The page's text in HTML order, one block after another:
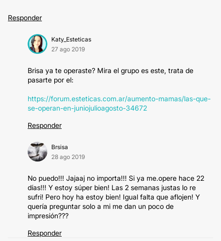
Responder
Katy_Esteticas
27 ago 2019
Brisa ya te operaste? Mira el grupo es este, trata de
pasarte por el:
https://forum.esteticas.com.ar/aumento-mamas/las-que-
se-operan-en-juniojulioagosto-34672
Responder
Brsisa
28 ago 2019
No puedo!!! Jajaaj no importa!!! Si ya me.opere hace 22
días!!! Y estoy súper bien! Las 2 semanas justas lo re
sufri! Pero hoy ha estoy bien! Igual falta que aflojen! Y
quería preguntar solo a mi me dan un poco de
impresión???
Responder